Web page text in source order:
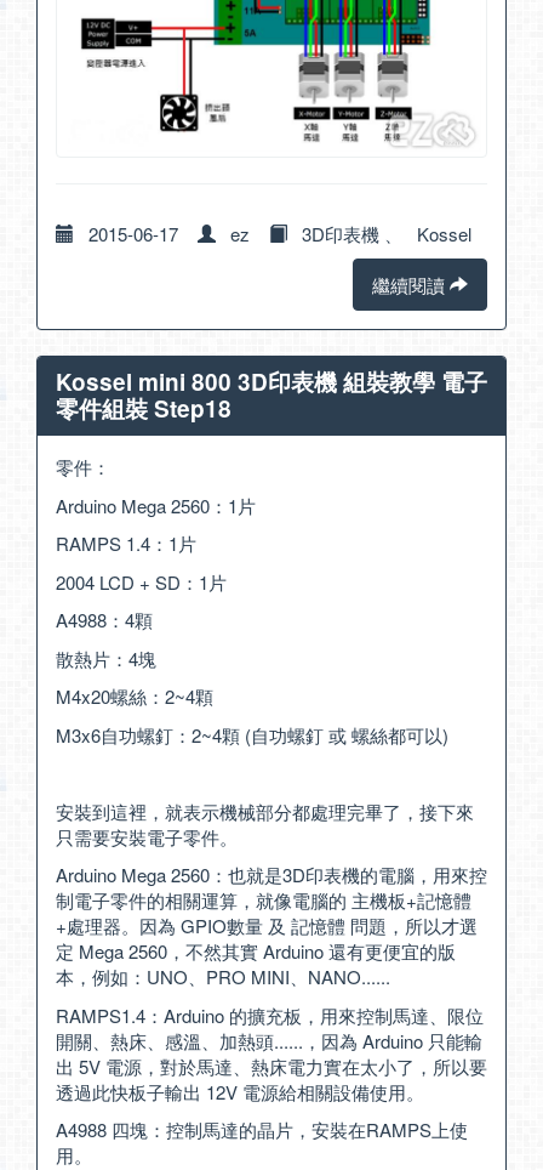
2015-06-17 ez 3D印表機 、 Kossel
繼續閱讀
Kossel mini 800 3D印表機 組裝教學 電子
零件組裝 Step18
零件：
Arduino Mega 2560：1片
RAMPS 1.4：1片
2004 LCD + SD：1片
A4988：4顆
散熱片：4塊
M4x20螺絲：2~4顆
M3x6自功螺釘：2~4顆 (自功螺釘 或 螺絲都可以)
安裝到這裡，就表示機械部分都處理完畢了，接下來
只需要安裝電子零件。
Arduino Mega 2560：也就是3D印表機的電腦，用來控
制電子零件的相關運算，就像電腦的 主機板+記憶體
+處理器。因為 GPIO數量 及 記憶體 問題，所以才選
定 Mega 2560，不然其實 Arduino 還有更便宜的版
本，例如：UNO、PRO MINI、NANO......
RAMPS1.4：Arduino 的擴充板，用來控制馬達、限位
開關、熱床、感溫、加熱頭......，因為 Arduino 只能輸
出 5V 電源，對於馬達、熱床電力實在太小了，所以要
透過此快板子輸出 12V 電源給相關設備使用。
A4988 四塊：控制馬達的晶片，安裝在RAMPS上使
用。